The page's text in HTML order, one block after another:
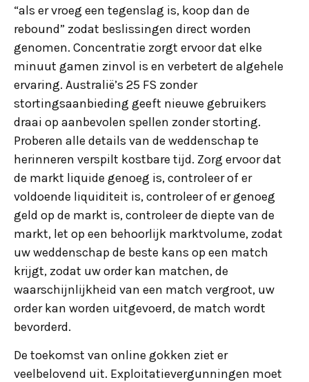
“als er vroeg een tegenslag is, koop dan de
rebound” zodat beslissingen direct worden
genomen. Concentratie zorgt ervoor dat elke
minuut gamen zinvol is en verbetert de algehele
ervaring. Australië’s 25 FS zonder
stortingsaanbieding geeft nieuwe gebruikers
draai op aanbevolen spellen zonder storting.
Proberen alle details van de weddenschap te
herinneren verspilt kostbare tijd. Zorg ervoor dat
de markt liquide genoeg is, controleer of er
voldoende liquiditeit is, controleer of er genoeg
geld op de markt is, controleer de diepte van de
markt, let op een behoorlijk marktvolume, zodat
uw weddenschap de beste kans op een match
krijgt, zodat uw order kan matchen, de
waarschijnlijkheid van een match vergroot, uw
order kan worden uitgevoerd, de match wordt
bevorderd.
De toekomst van online gokken ziet er
veelbelovend uit. Exploitatievergunningen moet